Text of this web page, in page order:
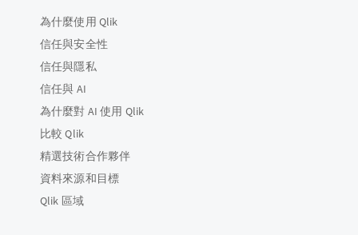
為什麼使用 Qlik
信任與安全性
信任與隱私
信任與 AI
為什麼對 AI 使用 Qlik
比較 Qlik
精選技術合作夥伴
資料來源和目標
Qlik 區域